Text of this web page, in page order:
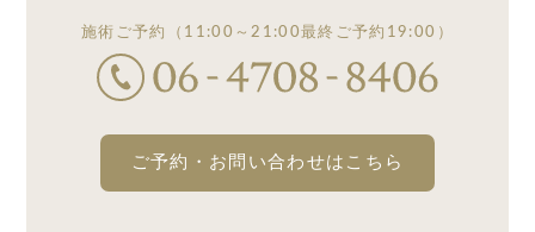
施術ご予約 （11:00～21:00最終ご予約19:00）
ご予約・お問い合わせはこちら